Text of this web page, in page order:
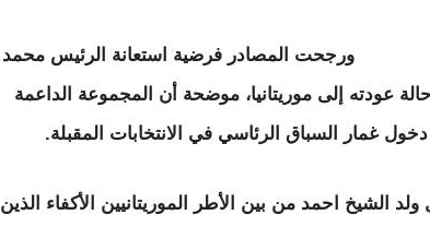
ورجحت المصادر فرضية استعانة الرئيس محمد
عودته إلى موريتانيا، موضحة أن المجموعة الداعمة
غمار السباق الرئاسي في الانتخابات المقبلة.
الشيخ احمد من بين الأطر الموريتانيين الأكفاء الذين